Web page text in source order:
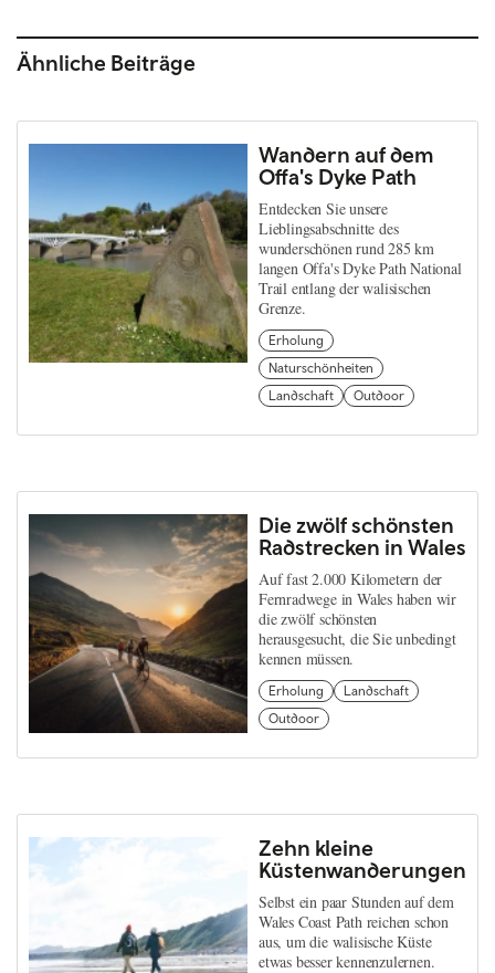
Ähnliche Beiträge
Wandern auf dem
Offa's Dyke Path
Entdecken Sie unsere
Lieblingsabschnitte des
wunderschönen rund 285 km
langen Offa's Dyke Path National
Trail entlang der walisischen
Grenze.
Erholung
Naturschönheiten
Landschaft
Outdoor
Die zwölf schönsten
Radstrecken in Wales
Auf fast 2.000 Kilometern der
Fernradwege in Wales haben wir
die zwölf schönsten
herausgesucht, die Sie unbedingt
kennen müssen.
Erholung
Landschaft
Outdoor
Zehn kleine
Küstenwanderungen
Selbst ein paar Stunden auf dem
Wales Coast Path reichen schon
aus, um die walisische Küste
etwas besser kennenzulernen.